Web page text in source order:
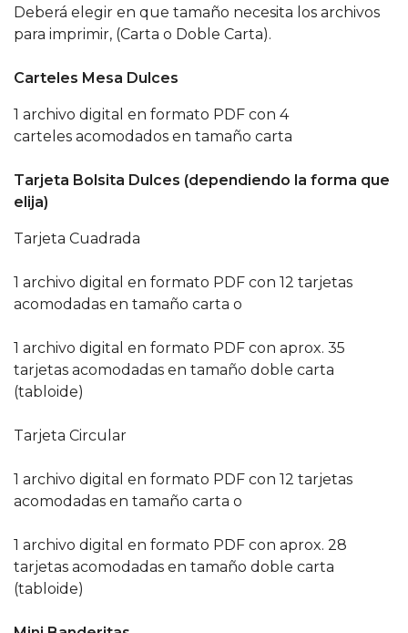
Deberá elegir en que tamaño necesita los archivos
para imprimir, (Carta o Doble Carta).
Carteles Mesa Dulces
1 archivo digital en formato PDF con 4
carteles acomodados en tamaño carta
Tarjeta Bolsita Dulces (dependiendo la forma que
elija)
Tarjeta Cuadrada
1 archivo digital en formato PDF con 12 tarjetas
acomodadas en tamaño carta o
1 archivo digital en formato PDF con aprox. 35
tarjetas acomodadas en tamaño doble carta
(tabloide)
Tarjeta Circular
1 archivo digital en formato PDF con 12 tarjetas
acomodadas en tamaño carta o
1 archivo digital en formato PDF con aprox. 28
tarjetas acomodadas en tamaño doble carta
(tabloide)